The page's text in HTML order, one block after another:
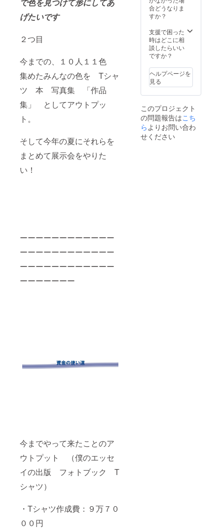
げたいです
２つ目
今までの、１０人１１色
集めたみんなの色を Tシャ
ツ 本 写真集 「作品
集」 としてアウトプッ
ト。
そして今年の夏にそれらを
まとめて展示会をやりた
い！
ーーーーーーーーーーーー
ーーーーーーーーーーーー
ーーーーーーーーーーーー
ーーーーーーー
今までやって来たことのア
ウトプット （僕のエッセ
イの出版 フォトブック T
シャツ）
・Tシャツ作成費：９万７０
００円
等の具
未定で
すが、
30P以
上、フ
ラーと
なる予
定で
す。
レー：
綿
ポリエ
ステル
10％
United
5.6オン
ス 厚
めの生
地に
いま
す。 ＊
今回作
成する
フォト
合どうなりま
すか？
支援で困った
時はどこに相
談したらいい
ですか？
ヘルプページを
見る
このプロジェクト
の問題報告はこち
ら よりお問い合わ
せください